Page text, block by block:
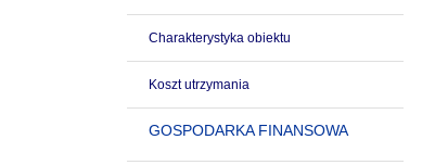
Charakterystyka obiektu
Koszt utrzymania
GOSPODARKA FINANSOWA